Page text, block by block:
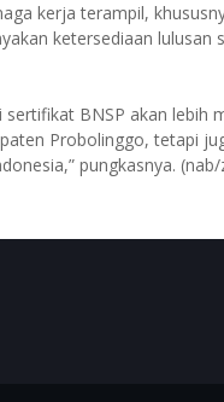
kerja terampil,
ketersediaan lulusan
BNSP akan lebih
Probolinggo, tetapi
pungkasnya. (nab/